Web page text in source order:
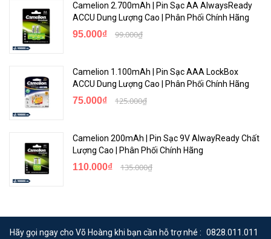
Camelion 2.700mAh | Pin Sạc AA AlwaysReady
ACCU Dung Lượng Cao | Phân Phối Chính Hãng
95.000₫ 99.000₫
Camelion 1.100mAh | Pin Sạc AAA LockBox
ACCU Dung Lượng Cao | Phân Phối Chính Hãng
75.000₫ 125.000₫
Camelion 200mAh | Pin Sạc 9V AlwayReady Chất
Lượng Cao | Phân Phối Chính Hãng
110.000₫ 135.000₫
Hãy gọi ngay cho Võ Hoàng khi bạn cần hỗ trợ nhé : 0828.011.011